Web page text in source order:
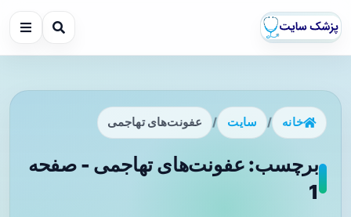
خانه / سایت / عفونت‌های تهاجمی
برچسب: عفونت‌های تهاجمی - صفحه
1